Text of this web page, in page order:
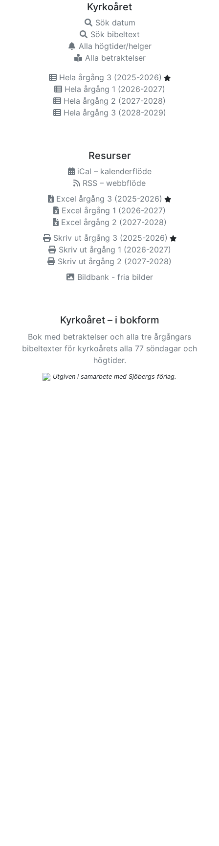
Kyrkoåret
Sök datum
Sök bibeltext
Alla högtider/helger
Alla betraktelser
Hela årgång 3 (2025-2026)
Hela årgång 1 (2026-2027)
Hela årgång 2 (2027-2028)
Hela årgång 3 (2028-2029)
Resurser
iCal – kalenderflöde
RSS – webbflöde
Excel årgång 3 (2025-2026)
Excel årgång 1 (2026-2027)
Excel årgång 2 (2027-2028)
Skriv ut årgång 3 (2025-2026)
Skriv ut årgång 1 (2026-2027)
Skriv ut årgång 2 (2027-2028)
Bildbank - fria bilder
Kyrkoåret – i bokform
Bok med betraktelser och alla tre årgångars
bibeltexter för kyrkoårets alla 77 söndagar och
högtider.
Utgiven i samarbete med Sjöbergs förlag.